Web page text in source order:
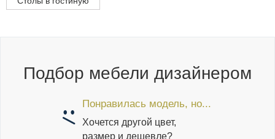
Подбор мебели дизайнером
Понравилась модель, но...
Хочется другой цвет,
размер и дешевле?